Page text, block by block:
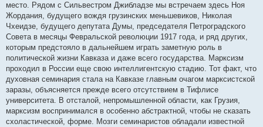
е
и
е
место. Рядом с Сильвестром Джибладзе мы встречаем здесь Ноя
Жордания, будущего вождя грузинских меньшевиков, Николая
Чхеидзе, будущего депутата Думы, председателя Петроградского
Совета в месяцы Февральской революции 1917 года, и ряд других,
которым предстояло в дальнейшем играть заметную роль в
политической жизни Кавказа и даже всего государства. Марксизм
проходил в России еще свою интеллигентскую стадию. Тот факт, что
духовная семинария стала на Кавказе главным очагом марксистской
заразы, объясняется прежде всего отсутствием в Тифлисе
университета. В отсталой, непромышленной области, как Грузия,
марксизм воспринимался в особенно абстрактной, чтобы не сказать
схоластической, форме. Мозги семинаристов обладали известной